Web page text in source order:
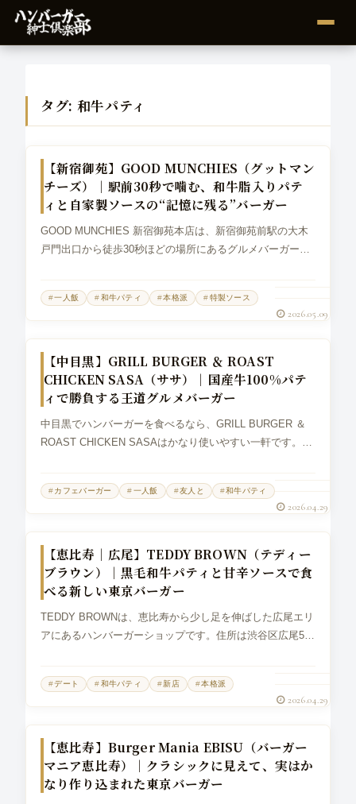
タグ: 和牛パティ
【新宿御苑】GOOD MUNCHIES（グットマン
チーズ）｜駅前30秒で噛む、和牛脂入りパテ
ィと自家製ソースの“記憶に残る”バーガー
GOOD MUNCHIES 新宿御苑本店は、新宿御苑前駅の大木
戸門出口から徒歩30秒ほどの場所にあるグルメバーガー店
はもちろん、テ...
2026.05.09
一人飯 和牛パティ 本格派 特製ソース
【中目黒】GRILL BURGER ＆ ROAST
CHICKEN SASA（ササ）｜国産牛100%パテ
ィで勝負する王道グルメバーガー
中目黒でハンバーガーを食べるなら、GRILL BURGER ＆
ROAST CHICKEN SASAはかなり使いやすい一軒です。場
2026.04.29
カフェバーガー 一人飯 友人と 和牛パティ
【恵比寿｜広尾】TEDDY BROWN（テディー
ブラウン）｜黒毛和牛パティと甘辛ソースで食
べる新しい東京バーガー
TEDDY BROWNは、恵比寿から少し足を伸ばした広尾エリ
アにあるハンバーガーショップです。住所は渋谷区広尾5丁
した新しい店なが...
2026.04.29
デート 和牛パティ 新店 本格派
【恵比寿】Burger Mania EBISU（バーガー
マニア恵比寿）｜クラシックに見えて、実はか
なり作り込まれた東京バーガー